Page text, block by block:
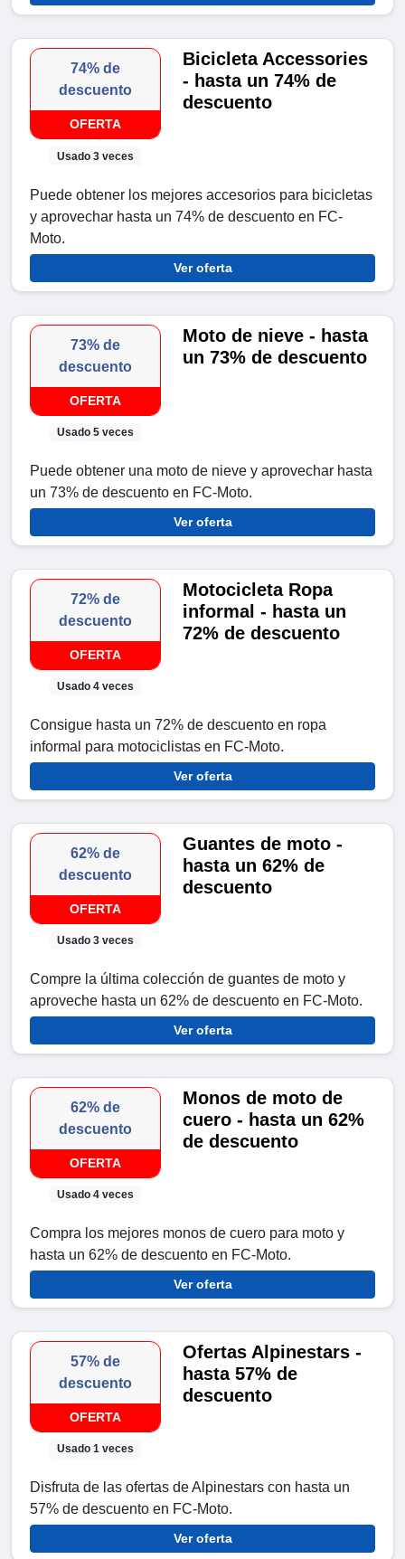
74% de
descuento
OFERTA
Usado 3 veces
Bicicleta Accessories
- hasta un 74% de
descuento
Puede obtener los mejores accesorios para bicicletas
y aprovechar hasta un 74% de descuento en FC-
Moto.
Ver oferta
73% de
descuento
OFERTA
Usado 5 veces
Moto de nieve - hasta
un 73% de descuento
Puede obtener una moto de nieve y aprovechar hasta
un 73% de descuento en FC-Moto.
Ver oferta
72% de
descuento
OFERTA
Usado 4 veces
Motocicleta Ropa
informal - hasta un
72% de descuento
Consigue hasta un 72% de descuento en ropa
informal para motociclistas en FC-Moto.
Ver oferta
62% de
descuento
OFERTA
Usado 3 veces
Guantes de moto -
hasta un 62% de
descuento
Compre la última colección de guantes de moto y
aproveche hasta un 62% de descuento en FC-Moto.
Ver oferta
62% de
descuento
OFERTA
Usado 4 veces
Monos de moto de
cuero - hasta un 62%
de descuento
Compra los mejores monos de cuero para moto y
hasta un 62% de descuento en FC-Moto.
Ver oferta
57% de
descuento
OFERTA
Usado 1 veces
Ofertas Alpinestars -
hasta 57% de
descuento
Disfruta de las ofertas de Alpinestars con hasta un
57% de descuento en FC-Moto.
Ver oferta